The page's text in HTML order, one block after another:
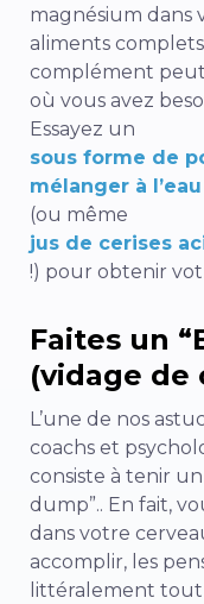
magnésium dans
aliments
complément peut
où vous avez
Essayez un
sous forme de
mélanger à l’eau
(ou même
jus de cerises
!) pour obtenir
Faites un
(vidage de
L’une de nos
coachs et
consiste à tenir
dump”.. En fait,
dans votre
accomplir, les
littéralement tout